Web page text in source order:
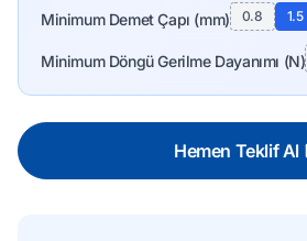
Minimum Demet Çapı (mm) 0.8 1.5
Minimum Döngü Gerilme Dayanımı (N)
Hemen Teklif Al